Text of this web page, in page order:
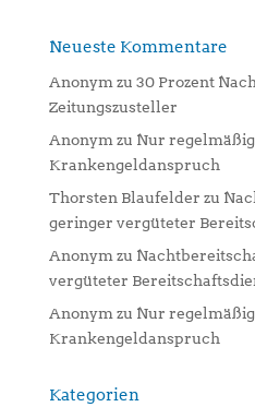
Neueste Kommentare
Anonym zu 30 Prozent
Zeitungszusteller
Anonym zu Nur
Krankengeldanspruch
Thorsten Blaufelder zu
geringer vergüteter
Anonym zu
vergüteter
Anonym zu Nur
Krankengeldanspruch
Kategorien